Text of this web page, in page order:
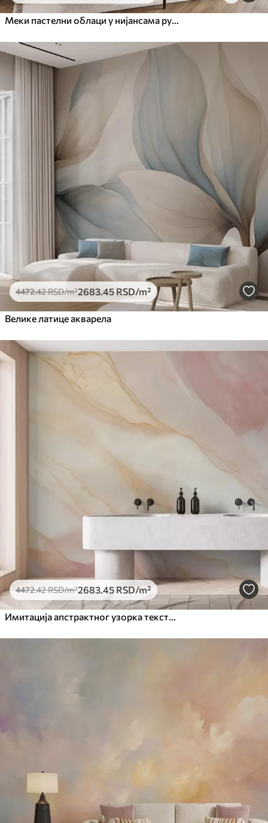
Меки пастелни облаци у нијансама ружичасте, крем и плаве
4472.42RSD/m²2683.45 RSD/m²
Велике латице акварела
4472.42RSD/m²2683.45 RSD/m²
Имитација апстрактног узорка текстуре мермера у нијансама ружичасте и жуте